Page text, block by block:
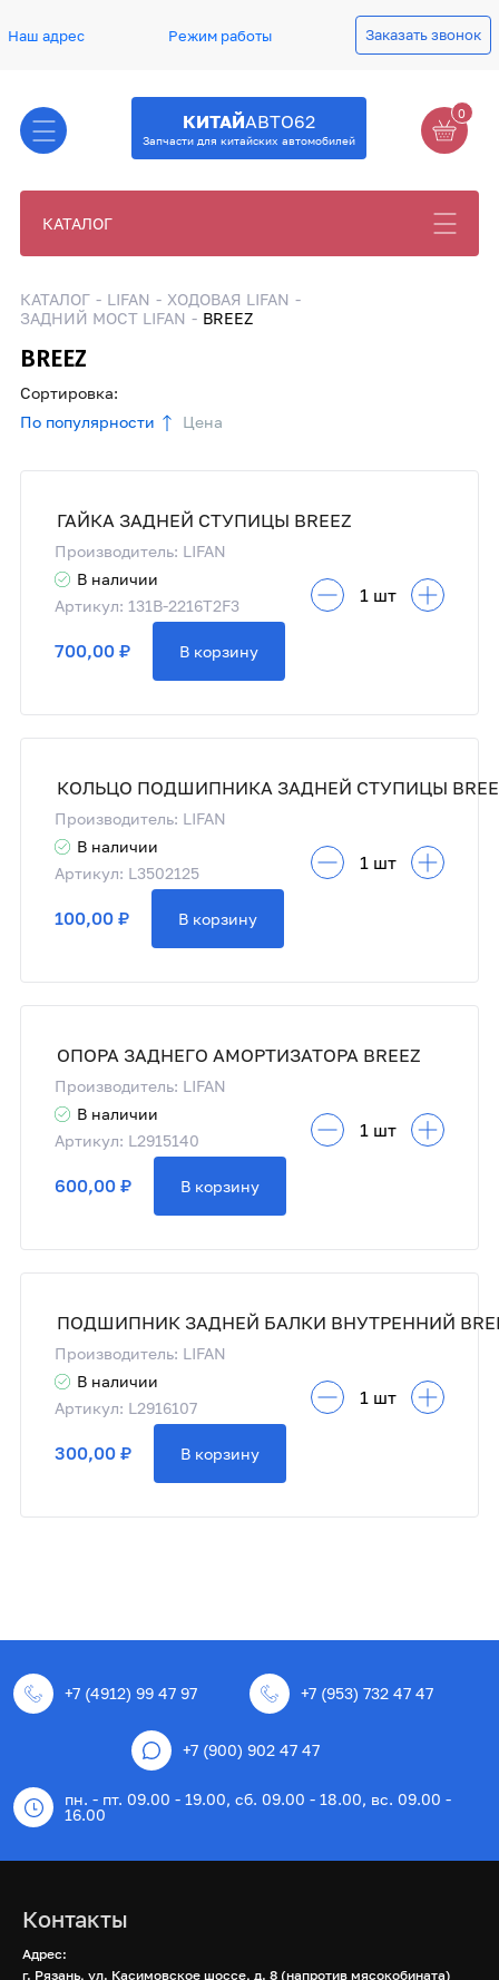
Наш адрес Режим работы Заказать звонок
КИТАЙАВТО62
Запчасти для китайских автомобилей
0
КАТАЛОГ
КАТАЛОГ LIFAN
ХОДОВАЯ LIFAN
ЗАДНИЙ МОСТ LIFAN
BREEZ
BREEZ
Сортировка:
По популярности
Цена
ГАЙКА ЗАДНЕЙ СТУПИЦЫ BREEZ
Производитель: LIFAN
В наличии
Артикул: 131B-2216T2F3
700,00 ₽ В корзину
Производитель: LIFAN
В наличии
Артикул: L3502125
100,00 ₽ В корзину
ОПОРА ЗАДНЕГО АМОРТИЗАТОРА BREEZ
Производитель: LIFAN
В наличии
Артикул: L2915140
600,00 ₽ В корзину
Производитель: LIFAN
В наличии
Артикул: L2916107
300,00 ₽ В корзину
+7 (4912) 99 47 97 +7 (953) 732 47 47
+7 (900) 902 47 47
пн. - пт. 09.00 - 19.00, сб. 09.00 - 18.00, вс. 09.00 -
16.00
Контакты
Адрес:
г. Рязань, ул. Касимовское шоссе, д. 8 (напротив мясокобината)